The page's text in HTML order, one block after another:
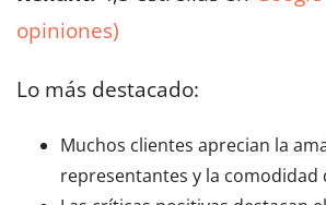
opiniones)
Lo más destacado:
Muchos clientes aprecian la
representantes y la comodidad